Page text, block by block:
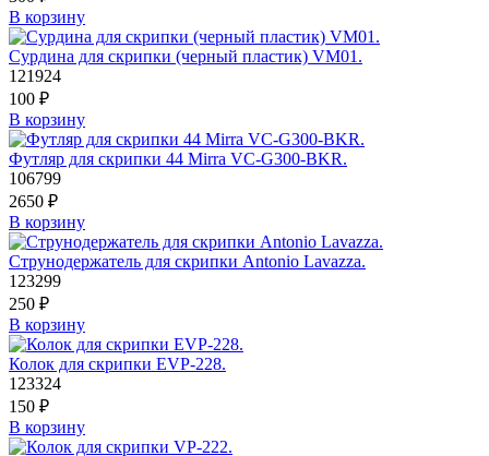
В корзину
Сурдина для скрипки (черный пластик) VM01.
121924
100 ₽
В корзину
Футляр для скрипки 44 Mirra VC-G300-BKR.
106799
2650 ₽
В корзину
Струнодержатель для скрипки Antonio Lavazza.
123299
250 ₽
В корзину
Колок для скрипки EVP-228.
123324
150 ₽
В корзину